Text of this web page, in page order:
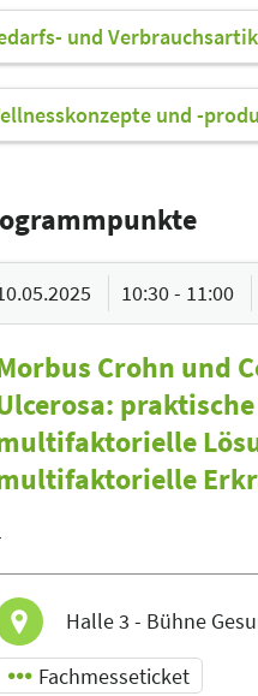
und
und -
10:30 - 11:00
Crohn und
praktische
Halle 3 - Bühne
Fachmesseticket